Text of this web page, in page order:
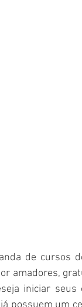
de cursos
amadores,
iniciar